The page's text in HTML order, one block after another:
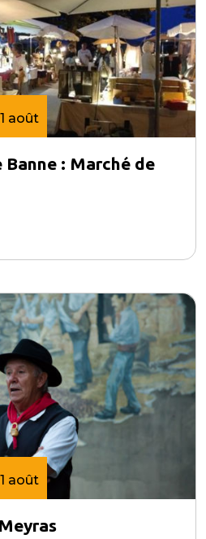
août
Banne : Marché de
août